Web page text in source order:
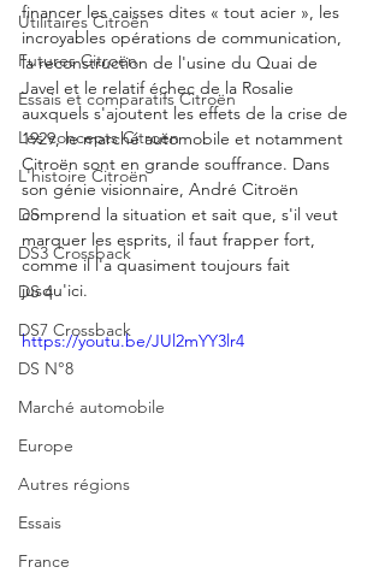
Utilitaires Citroën
Futures Citroën
Essais et comparatifs Citroën
Les concepts Citroën
L'histoire Citroën
DS
DS3 Crossback
DS 4
DS7 Crossback
DS N°8
Marché automobile
Europe
Autres régions
Essais
France
financer les caisses dites « tout acier », les
incroyables opérations de communication,
la reconstruction de l'usine du Quai de
Javel et le relatif échec de la Rosalie
auxquels s'ajoutent les effets de la crise de
1929, le marché automobile et notamment
Citroën sont en grande souffrance. Dans
son génie visionnaire, André Citroën
comprend la situation et sait que, s'il veut
marquer les esprits, il faut frapper fort,
comme il l'a quasiment toujours fait
jusqu'ici.
https://youtu.be/JUl2mYY3lr4